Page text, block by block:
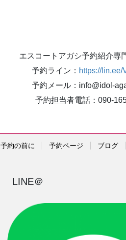
エスコートアガシ予約紹介
予約ライン： https://lin.ee/
予約メール：info@idol-
予約担当者電話：090-
予約の前に 予約ページ ブログ
LINE＠